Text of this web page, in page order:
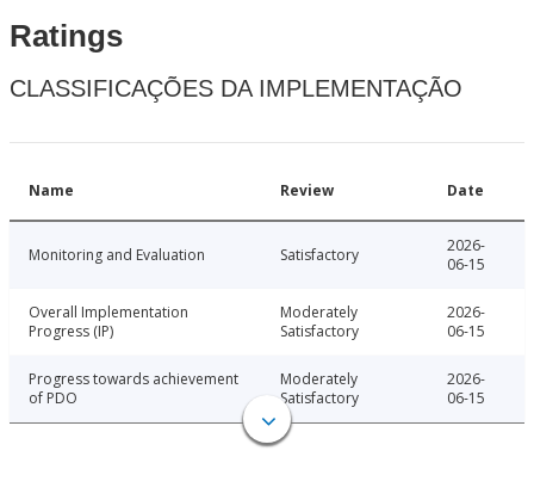
Ratings
CLASSIFICAÇÕES DA IMPLEMENTAÇÃO
Name Review Date
Monitoring and Evaluation Satisfactory
2026-
06-15
Overall Implementation
Progress (IP)
Moderately
Satisfactory
2026-
06-15
Progress towards achievement
of PDO
Moderately
Satisfactory
2026-
06-15